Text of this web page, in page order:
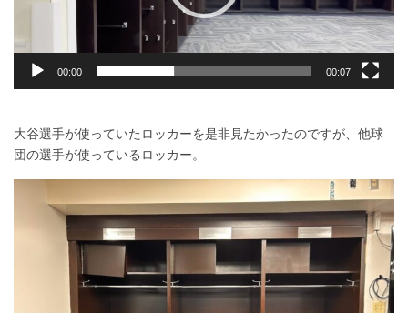
00:00 00:07
大谷選手が使っていたロッカーを是非見たかったのですが、他球
団の選手が使っているロッカー。